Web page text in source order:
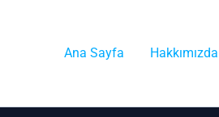
Ana Sayfa
Hakkımızda